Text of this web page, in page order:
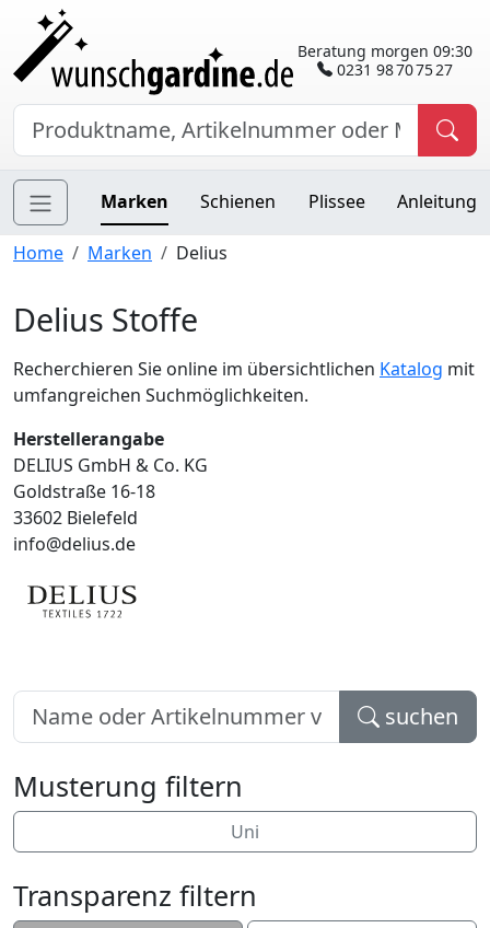
Beratung morgen 09:30
0231 98 70 75 27
Marken Schienen Plissee Anleitung
Home Marken Delius
Delius Stoffe
Recherchieren Sie online im übersichtlichen Katalog mit
umfangreichen Suchmöglichkeiten.
Herstellerangabe
DELIUS GmbH & Co. KG
Goldstraße 16-18
33602 Bielefeld
info@delius.de
suchen
Musterung filtern
Uni
Transparenz filtern